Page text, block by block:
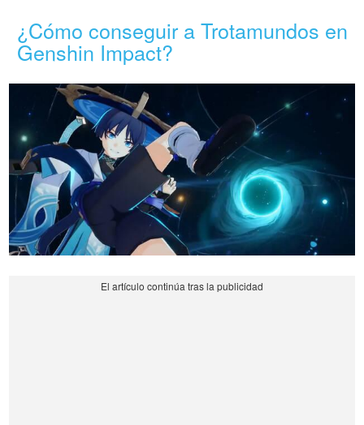
¿Cómo conseguir a Trotamundos en
Genshin Impact?